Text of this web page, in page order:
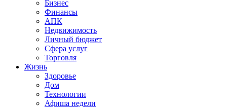
Бизнес
Финансы
АПК
Недвижимость
Личный бюджет
Сфера услуг
Торговля
Жизнь
Здоровье
Дом
Технологии
Афиша недели